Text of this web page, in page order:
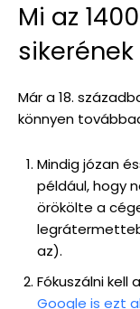
Mi az
Már a 18.
könnyen
Mindig józan
például, hogy
örökölte a
az).
Fókuszálni kell
Google is ezt